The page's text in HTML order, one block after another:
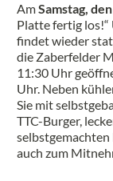
AmSamstag,
Platte fertig
findet wieder
die Zaberfelder
11:30 Uhr
Uhr. Neben
Sie mit
TTC-Burger,
selbstgemachten
auch zum